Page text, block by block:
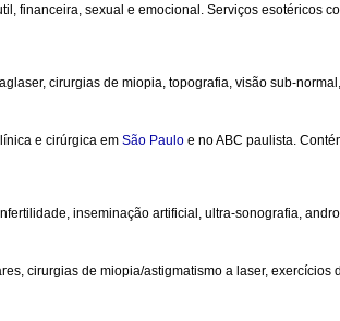
financeira, sexual e emocional. Serviços esotéricos
cirurgias de miopia, topografia, visão sub-
e cirúrgica em São Paulo e no ABC paulista.
inseminação artificial, ultra-sonografia,
cirurgias de miopia/astigmatismo a laser, exercícios